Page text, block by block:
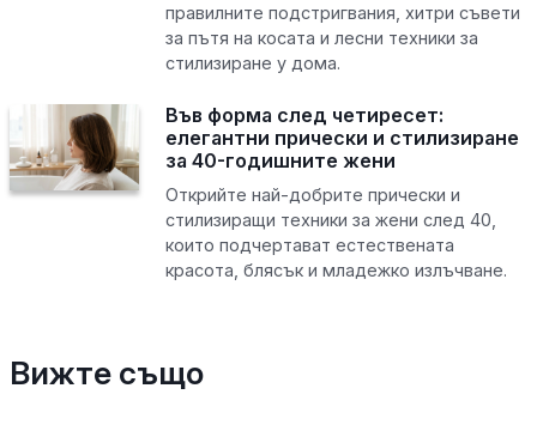
правилните подстригвания, хитри съвети
за пътя на косата и лесни техники за
стилизиране у дома.
Във форма след четиресет:
елегантни прически и стилизиране
за 40-годишните жени
Открийте най-добрите прически и
стилизиращи техники за жени след 40,
които подчертават естествената
красота, блясък и младежко излъчване.
Вижте също